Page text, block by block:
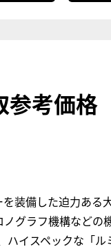
参考価格
装備した迫力あ
グラフ機構など
イスペックな「